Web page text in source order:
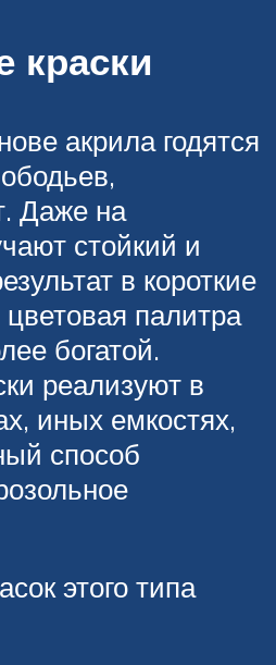
краски
акрила годятся
Даже на
стойкий и
в короткие
палитра
богатой.
реализуют в
иных емкостях,
способ
этого типа